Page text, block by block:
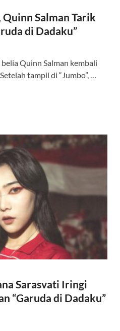
Quinn Salman Tarik
di Dadaku”
Quinn Salman kembali
tampil di “Jumbo”, …
Sarasvati Iringi
“Garuda di Dadaku”